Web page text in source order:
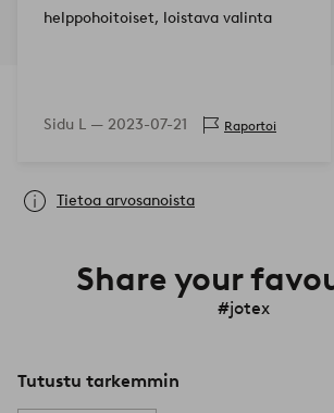
helppohoitoiset, loistava valinta
Sidu L — 2023-07-21 Raportoi
Tietoa arvosanoista
Share your
#jotex
Tutustu tarkemmin